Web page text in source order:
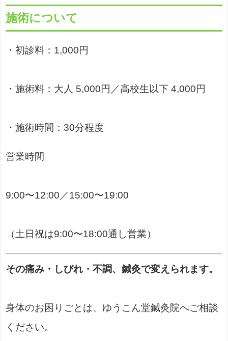
施術について
・初診料：1,000円
・施術料：大人 5,000円／高校生以下 4,000円
・施術時間：30分程度
営業時間
9:00〜12:00／15:00〜19:00
（土日祝は9:00〜18:00通し営業）
その痛み・しびれ・不調、鍼灸で変えられます。
身体のお困りごとは、ゆうこん堂鍼灸院へご相談
ください。